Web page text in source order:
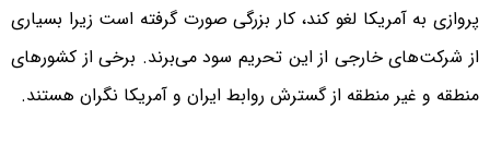
پروازی به آمریکا لغو کند، کار بزرگی صورت گرفته است زیرا بسیاری
از شرکت‌های خارجی از این تحریم سود می‌برند. برخی از کشورهای
منطقه و غیر منطقه از گسترش روابط ایران و آمریکا نگران هستند.